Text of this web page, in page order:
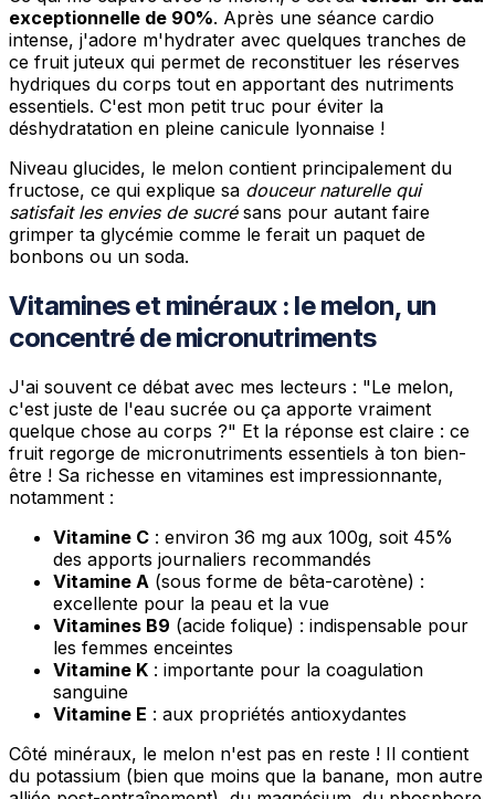
exceptionnelle de 90%. Après une séance cardio
intense, j'adore m'hydrater avec quelques tranches de
ce fruit juteux qui permet de reconstituer les réserves
hydriques du corps tout en apportant des nutriments
essentiels. C'est mon petit truc pour éviter la
déshydratation en pleine canicule lyonnaise !
Niveau glucides, le melon contient principalement du
fructose, ce qui explique sa douceur naturelle qui
satisfait les envies de sucrésans pour autant faire
grimper ta glycémie comme le ferait un paquet de
bonbons ou un soda.
Vitamines et minéraux : le melon, un
concentré de micronutriments
J'ai souvent ce débat avec mes lecteurs : "Le melon,
c'est juste de l'eau sucrée ou ça apporte vraiment
quelque chose au corps ?" Et la réponse est claire : ce
fruit regorge de micronutriments essentiels à ton bien-
être ! Sa richesse en vitamines est impressionnante,
notamment :
Vitamine C : environ 36 mg aux 100g, soit 45%
des apports journaliers recommandés
Vitamine A (sous forme de bêta-carotène) :
excellente pour la peau et la vue
Vitamines B9 (acide folique) : indispensable pour
les femmes enceintes
Vitamine K : importante pour la coagulation
sanguine
Vitamine E : aux propriétés antioxydantes
Côté minéraux, le melon n'est pas en reste ! Il contient
du potassium (bien que moins que la banane, mon autre